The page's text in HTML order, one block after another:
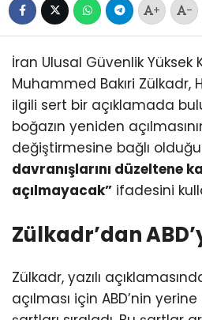
+ -
İran Ulusal Güvenlik Yüksek
Muhammed Bakıri Zülkadr,
ilgili sert bir açıklamada
boğazın yeniden
değiştirmesine bağlı
davranışlarını düzeltene
açılmayacak” ifadesini
Zülkadr’dan
Zülkadr, yazılı
açılması için ABD’nin